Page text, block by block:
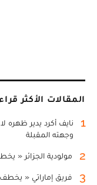
المقالات الأكثر
1
نايف أكرد يدير ظهره
وجهته المقبلة
2 مولودية الجزائر «
3 فريق إماراتي «